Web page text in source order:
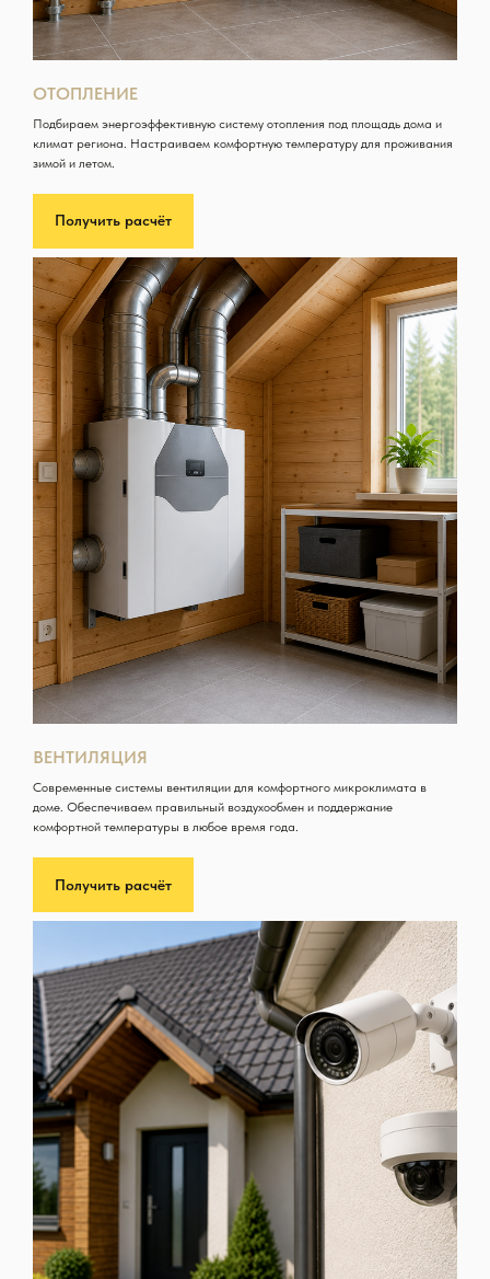
ОТОПЛЕНИЕ
Подбираем энергоэффективную систему отопления под площадь дома и
климат региона. Настраиваем комфортную температуру для проживания
зимой и летом.
Получить расчёт
ВЕНТИЛЯЦИЯ
Современные системы вентиляции для комфортного микроклимата в
доме. Обеспечиваем правильный воздухообмен и поддержание
комфортной температуры в любое время года.
Получить расчёт